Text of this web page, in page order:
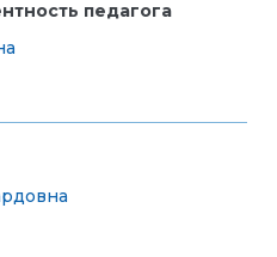
педагога